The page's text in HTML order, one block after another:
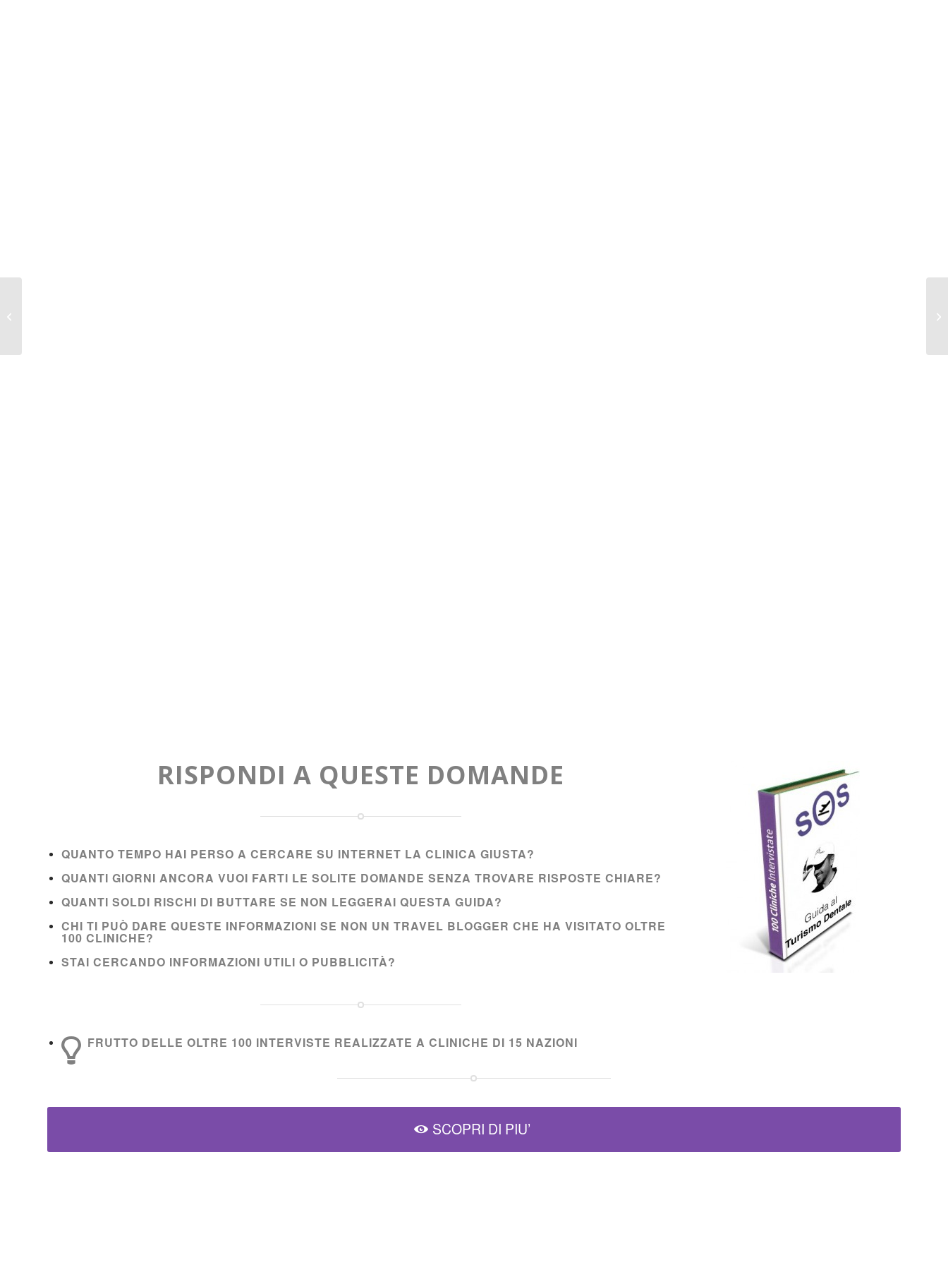
RISPONDI A QUESTE DOMANDE
QUANTO TEMPO HAI PERSO A CERCARE SU INTERNET LA CLINICA GIUSTA?
QUANTI GIORNI ANCORA VUOI FARTI LE SOLITE DOMANDE SENZA TROVARE RISPOSTE CHIARE?
QUANTI SOLDI RISCHI DI BUTTARE SE NON LEGGERAI QUESTA GUIDA?
CHI TI PUÒ DARE QUESTE INFORMAZIONI SE NON UN TRAVEL BLOGGER CHE HA VISITATO OLTRE
100 CLINICHE?
STAI CERCANDO INFORMAZIONI UTILI O PUBBLICITÀ?
FRUTTO DELLE OLTRE 100 INTERVISTE REALIZZATE A CLINICHE DI 15 NAZIONI
SCOPRI DI PIU’